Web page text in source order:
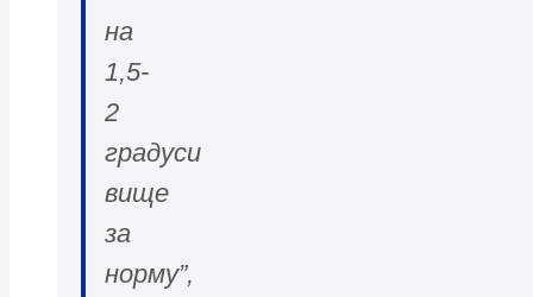
на
1,5-
2
градуси
вище
за
норму”,